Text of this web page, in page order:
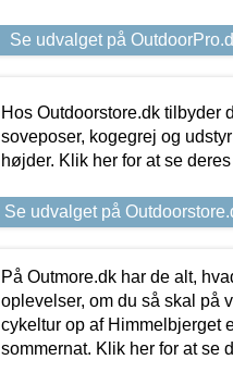
Se udvalget på
Hos Outdoorstore.dk tilbyder
soveposer, kogegrej og
højder. Klik her for at se
Se udvalget på
På Outmore.dk har de alt,
oplevelser, om du så skal på
cykeltur op af Himmelbjerget
sommernat. Klik her for at se